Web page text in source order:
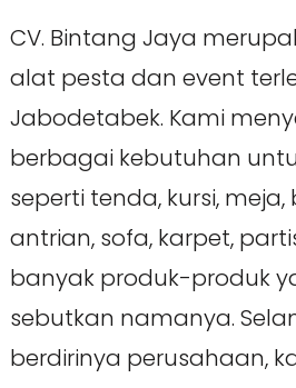
CV. Bintang Jaya
alat pesta dan event
Jabodetabek. Kami
berbagai kebutuhan
seperti tenda, kursi,
antrian, sofa, karpet,
banyak produk-produk
sebutkan namanya.
berdirinya perusahaan,